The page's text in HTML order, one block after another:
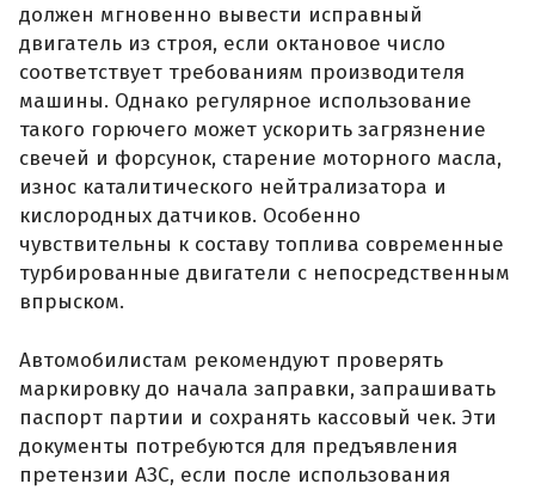
должен мгновенно вывести исправный
двигатель из строя, если октановое число
соответствует требованиям производителя
машины. Однако регулярное использование
такого горючего может ускорить загрязнение
свечей и форсунок, старение моторного масла,
износ каталитического нейтрализатора и
кислородных датчиков. Особенно
чувствительны к составу топлива современные
турбированные двигатели с непосредственным
впрыском.
Автомобилистам рекомендуют проверять
маркировку до начала заправки, запрашивать
паспорт партии и сохранять кассовый чек. Эти
документы потребуются для предъявления
претензии АЗС, если после использования